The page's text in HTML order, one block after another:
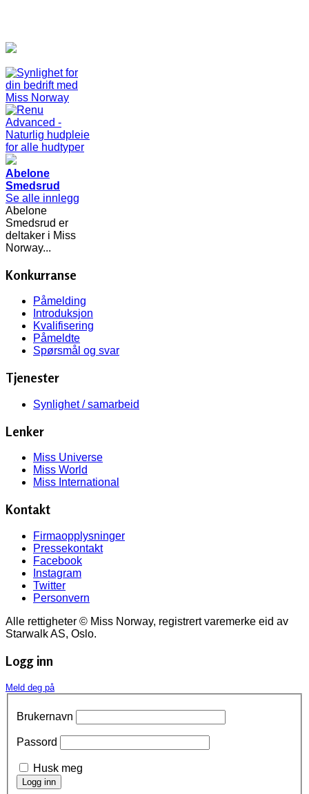
Abelone
Smedsrud
Se alle innlegg
Abelone
Smedsrud er
deltaker i Miss
Norway...
Konkurranse
Påmelding
Introduksjon
Kvalifisering
Påmeldte
Spørsmål og svar
Tjenester
Synlighet / samarbeid
Lenker
Miss Universe
Miss World
Miss International
Kontakt
Firmaopplysninger
Pressekontakt
Facebook
Instagram
Twitter
Personvern
Alle rettigheter © Miss Norway, registrert varemerke eid av
Starwalk AS, Oslo.
Logg inn
Meld deg på
Brukernavn
Passord
Husk meg